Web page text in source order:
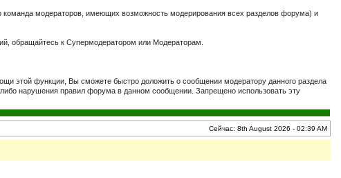
модераторов, имеющих возможность модерирования всех разделов форума) и
обращайтесь к Супермодератором или Модераторам.
этой функции, Вы сможете быстро доложить о сообщении модератору данного раздела
нарушения правил форума в данном сообщении. Запрещено использовать эту
Сейчас: 8th August 2026 - 02:39 AM